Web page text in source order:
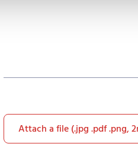
Attach a file (.jpg .pdf .png,